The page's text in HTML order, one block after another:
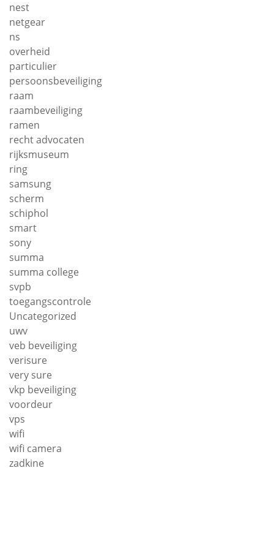
nest
netgear
ns
overheid
particulier
persoonsbeveiliging
raam
raambeveiliging
ramen
recht advocaten
rijksmuseum
ring
samsung
scherm
schiphol
smart
sony
summa
summa college
svpb
toegangscontrole
Uncategorized
uwv
veb beveiliging
verisure
very sure
vkp beveiliging
voordeur
vps
wifi
wifi camera
zadkine